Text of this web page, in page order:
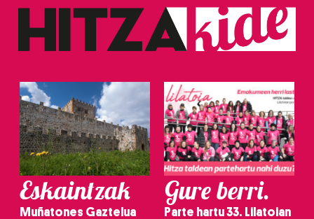
baliatzen gara. Ohar hau onartuz gero, teknologia hori
erabiltzeko baimen esplizitua ematen diguzu.Gehiago
irakurri
Eskaintzak
Muñatones Gaztelua
Gure berri.
Parte hartu 33. Lilatoian